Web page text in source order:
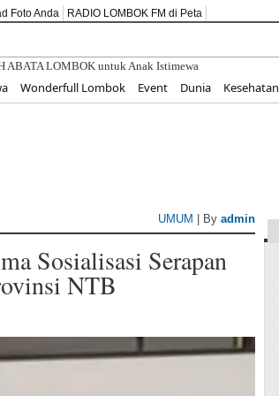
Foto Anda RADIO LOMBOK FM di Peta
ABATA LOMBOK untuk Anak Istimewa
Berkelanjutan di Golo Mori
Wonderfull Lombok Event Dunia Kesehatan
UMUM | By admin
Sosialisasi Serapan
NTB